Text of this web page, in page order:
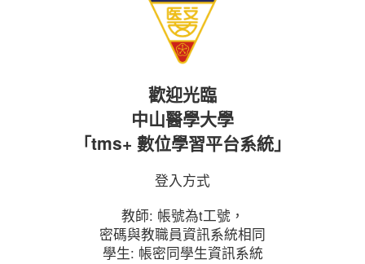
歡迎光臨
中山醫學大學
「tms+ 數位學習平台系統」
登入方式
教師: 帳號為t工號，
密碼與教職員資訊系統相同
學生: 帳密同學生資訊系統